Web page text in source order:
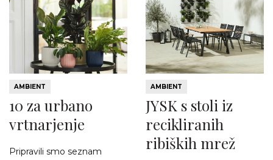
AMBIENT
10 za urbano
vrtnarjenje
Pripravili smo seznam
AMBIENT
JYSK s stoli iz
recikliranih
ribiških mrež